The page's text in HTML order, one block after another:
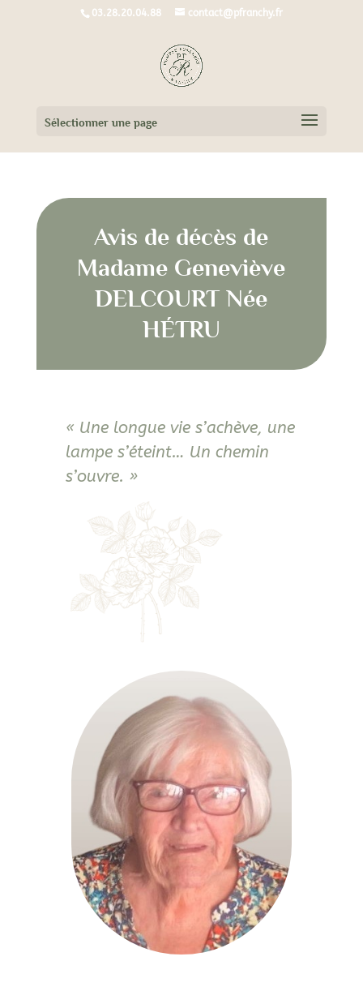
03.28.20.04.88 contact@pfranchy.fr
Sélectionner une page
Avis de décès de
Madame Geneviève
DELCOURT Née
HÉTRU
« Une longue vie s’achève, une
lampe s’éteint… Un chemin
s’ouvre. »